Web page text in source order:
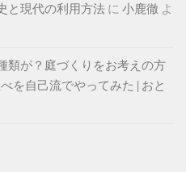
と現代の利用方法 に 小鹿徹 よ
類が？庭づくりをお考えの方
を自己流でやってみた | おと